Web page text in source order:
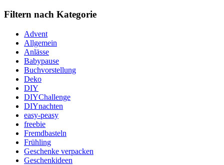
Filtern nach Kategorie
Advent
Allgemein
Anlässe
Babypause
Buchvorstellung
Deko
DIY
DIYChallenge
DIYnachten
easy-peasy
freebie
Fremdbasteln
Frühling
Geschenke verpacken
Geschenkideen